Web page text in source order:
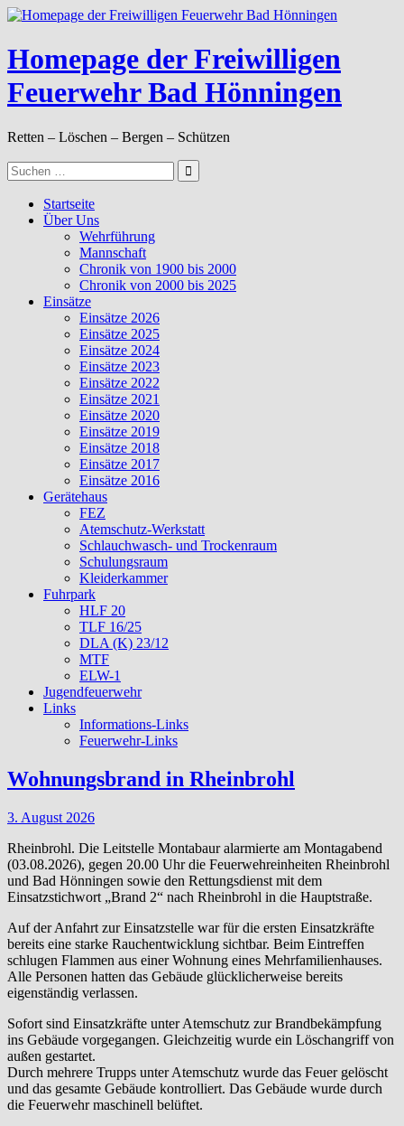
Zum
springen
Homepage der Freiwilligen
Feuerwehr Bad Hönningen
Retten – Löschen – Bergen – Schützen
Suche
nach:
Startseite
Über Uns
Wehrführung
Mannschaft
Chronik von 1900 bis 2000
Chronik von 2000 bis 2025
Einsätze
Einsätze 2026
Einsätze 2025
Einsätze 2024
Einsätze 2023
Einsätze 2022
Einsätze 2021
Einsätze 2020
Einsätze 2019
Einsätze 2018
Einsätze 2017
Einsätze 2016
Gerätehaus
FEZ
Atemschutz-Werkstatt
Schlauchwasch- und Trockenraum
Schulungsraum
Kleiderkammer
Fuhrpark
HLF 20
TLF 16/25
DLA (K) 23/12
MTF
ELW-1
Jugendfeuerwehr
Links
Informations-Links
Feuerwehr-Links
Wohnungsbrand in Rheinbrohl
3. August 2026
Rheinbrohl. Die Leitstelle Montabaur alarmierte am Montagabend
(03.08.2026), gegen 20.00 Uhr die Feuerwehreinheiten Rheinbrohl
und Bad Hönningen sowie den Rettungsdienst mit dem
Einsatzstichwort „Brand 2“ nach Rheinbrohl in die Hauptstraße.
Auf der Anfahrt zur Einsatzstelle war für die ersten Einsatzkräfte
bereits eine starke Rauchentwicklung sichtbar. Beim Eintreffen
schlugen Flammen aus einer Wohnung eines Mehrfamilienhauses.
Alle Personen hatten das Gebäude glücklicherweise bereits
eigenständig verlassen.
Sofort sind Einsatzkräfte unter Atemschutz zur Brandbekämpfung
ins Gebäude vorgegangen. Gleichzeitig wurde ein Löschangriff von
außen gestartet.
Durch mehrere Trupps unter Atemschutz wurde das Feuer gelöscht
und das gesamte Gebäude kontrolliert. Das Gebäude wurde durch
die Feuerwehr maschinell belüftet.